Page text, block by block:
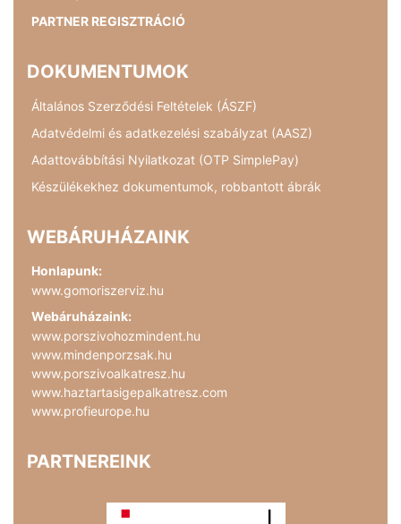
PARTNER REGISZTRÁCIÓ
DOKUMENTUMOK
Általános Szerződési Feltételek (ÁSZF)
Adatvédelmi és adatkezelési szabályzat (AASZ)
Adattovábbítási Nyilatkozat (OTP SimplePay)
Készülékekhez dokumentumok, robbantott ábrák
WEBÁRUHÁZAINK
Honlapunk:
www.gomoriszerviz.hu
Webáruházaink:
www.porszivohozmindent.hu
www.mindenporzsak.hu
www.porszivoalkatresz.hu
www.haztartasigepalkatresz.com
www.profieurope.hu
PARTNEREINK